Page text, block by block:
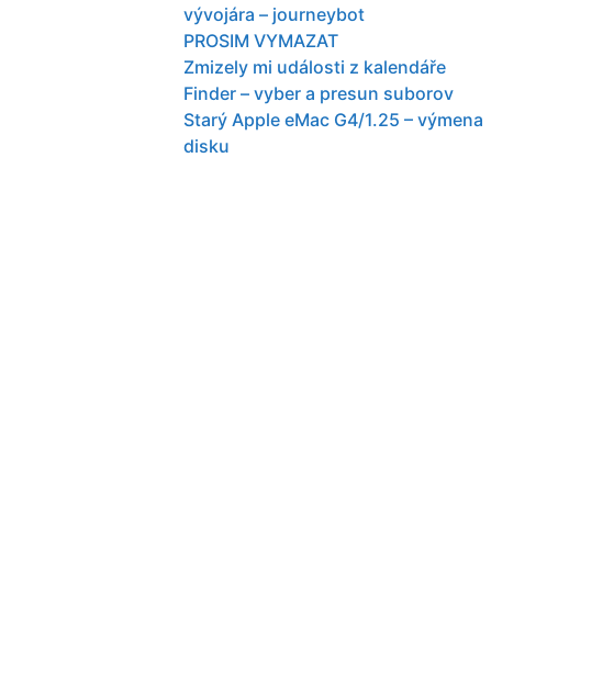
vývojára – journeybot
PROSIM VYMAZAT
Zmizely mi události z kalendáře
Finder – vyber a presun suborov
Starý Apple eMac G4/1.25 – výmena
disku